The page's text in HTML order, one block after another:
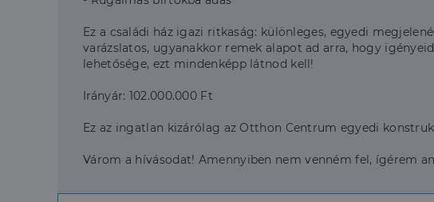
Ez a családi ház igazi ritkaság: különleges, egyedi
varázslatos, ugyanakkor remek alapot ad arra, hogy
lehetősége, ezt mindenképp látnod kell!
Irányár: 102.000.000 Ft
Ez az ingatlan kizárólag az Otthon Centrum egyedi
Várom a hívásodat! Amennyiben nem venném fel, ígérem